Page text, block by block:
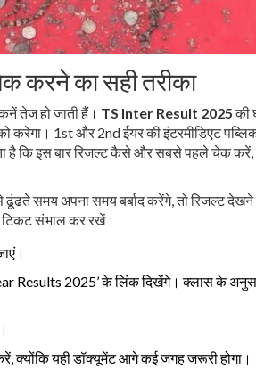
करने का सही तरीका
तेज हो जाती हैं। TS Inter Result 2025की
1st और 2nd ईयर की इंटरमीडिएट
है कि इस बार रिजल्ट कैसे और सबसे पहले चेक करें,
समय अपना समय बर्बाद करेंगे, तो रिजल्ट देखने
टिकट संभाल कर रखें।
Results 2025’ के लिंक दिखेंगे। क्लास के
क्योंकि यही डॉक्यूमेंट आगे कई जगह जरूरी होगा।